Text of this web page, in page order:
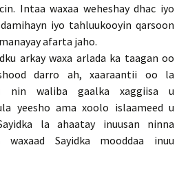
Intaa waxaa weheshay dhac iyo
iyo tahluukooyin qarsoon
afarta jaho.
arkay waxa arlada ka taagan oo
darro ah, xaaraantii oo la
nin waliba gaalka xaggiisa u
yeesho ama xoolo islaameed u
la ahaatay inuusan ninna
waxaad Sayidka mooddaa inuu